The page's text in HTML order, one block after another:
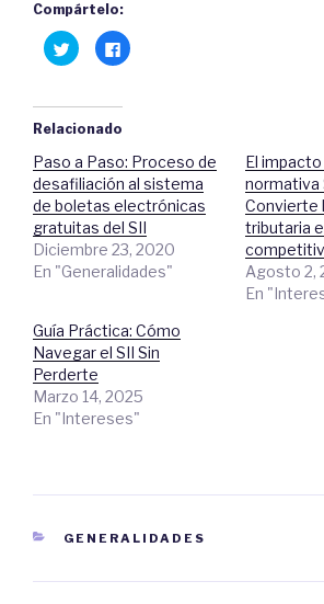
Compártelo:
H
a
i
c
p
r
a
c
o
m
p
a
r
t
i
n
T
w
i
t
t
e
r
(
r
n
u
v
C
l
a
r
a
c
o
m
p
a
r
t
n
F
a
e
b
o
o
e
r
e
u
Relacionado
Paso a Paso: Proceso de
desafiliación al sistema
de boletas electrónicas
gratuitas del SII
Diciembre 23, 2020
En "Generalidades"
El impacto
normativa
Convierte
tributaria
Agosto 2,
En
Guía Práctica: Cómo
Navegar el SII Sin
Perderte
Marzo 14, 2025
En "Intereses"
CATEGORIES
GENERALIDADES